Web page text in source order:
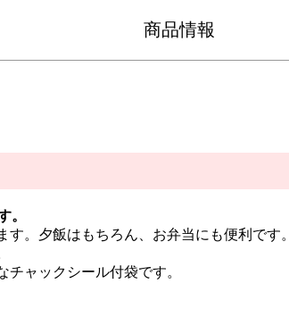
商品情報
。
。夕飯はもちろん、お弁当にも便利です。
ャックシール付袋です。